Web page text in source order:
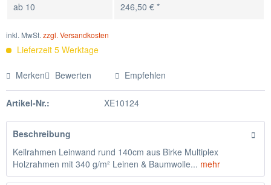
ab 10 246,50 € *
inkl. MwSt. zzgl. Versandkosten
Lieferzeit 5 Werktage
Merken Bewerten Empfehlen
Artikel-Nr.: XE10124
Beschreibung
Keilrahmen Leinwand rund 140cm aus Birke Multiplex
Holzrahmen mit 340 g/m² Leinen & Baumwolle... mehr